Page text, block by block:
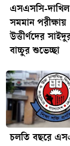
নারায়ণগঞ্জ
পরিচালক
এসএসসি-
সমমান পরীক্ষায়
উত্তীর্ণদের
বাচ্চুর শুভেচ্ছা
চলতি বছরে